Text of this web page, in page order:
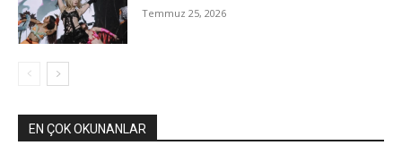
Temmuz 25, 2026
EN ÇOK OKUNANLAR